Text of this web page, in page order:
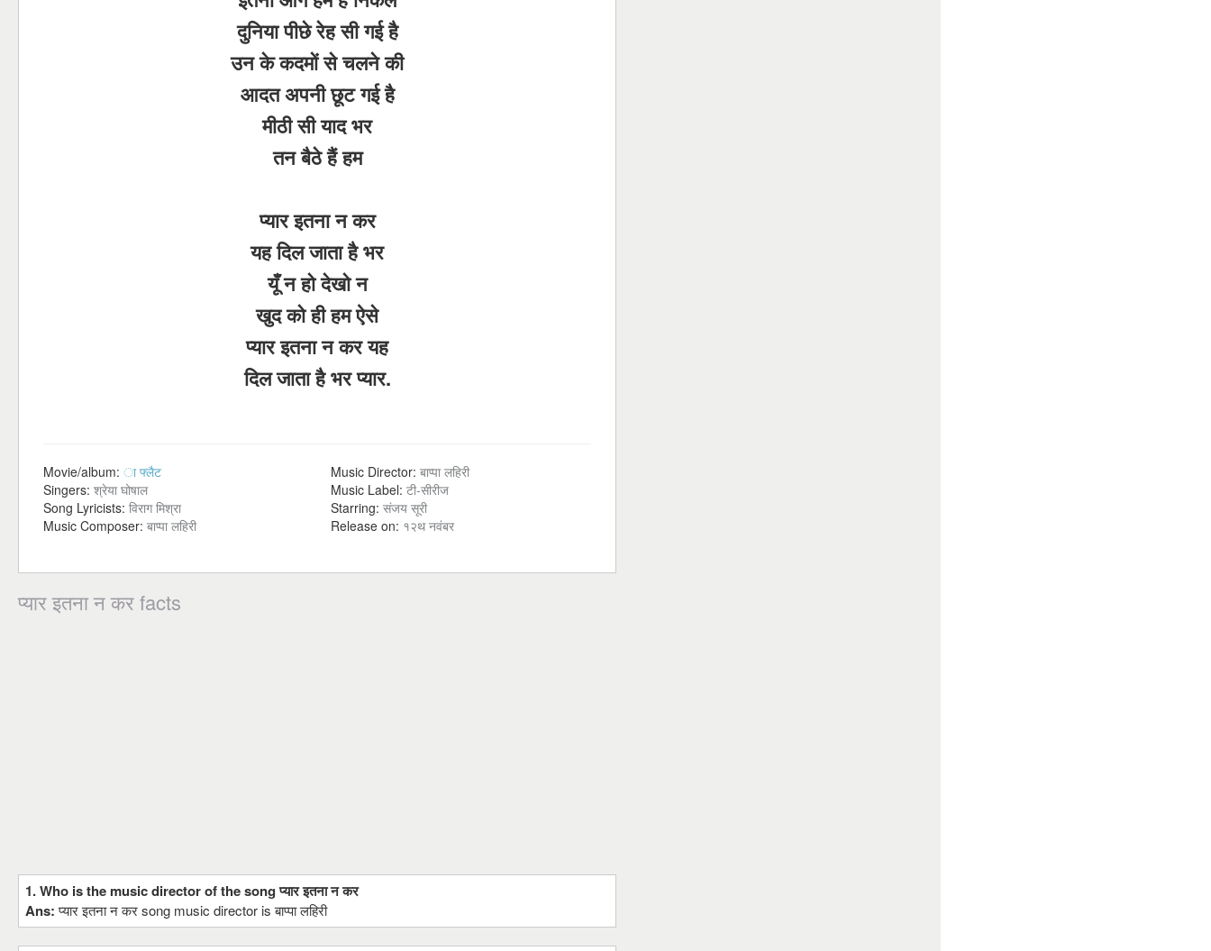
दुनिया पीछे रेह सी गई है
उन के कदमों से चलने की
आदत अपनी छूट गई है
मीठी सी याद भर
तन बैठे हैं हम
प्यार इतना न कर
यह दिल जाता है भर
यूँ न हो देखो न
खुद को ही हम ऐसे
प्यार इतना न कर यह
दिल जाता है भर प्यार.
Movie/album: ा फ्लैट
Singers: श्रेया घोषाल
Song Lyricists: विराग मिश्रा
Music Composer: बाप्पा लहिरी
Music Director: बाप्पा लहिरी
Music Label: टी-सीरीज
Starring: संजय सूरी
Release on: १२थ नवंबर
प्यार इतना न कर facts
1. Who is the music director of the song प्यार इतना न कर
Ans:प्यार इतना न कर song music director is बाप्पा लहिरी